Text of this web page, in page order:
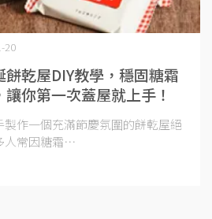
餅乾屋DIY教學，穩固糖霜
你第一次蓋屋就上手！
20
作一個充滿節慶氛圍的餅乾屋絕
人常因糖霜⋯